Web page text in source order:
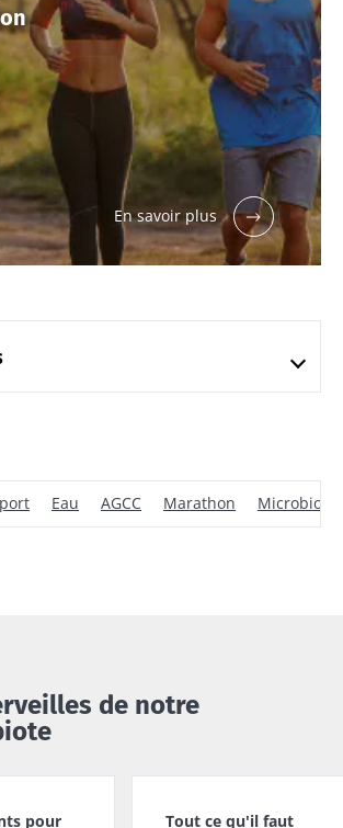
En savoir plus
Eau AGCC Marathon
de notre
pour
Tout ce qu'il faut